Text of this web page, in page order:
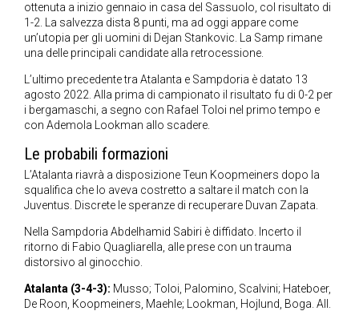
ottenuta a inizio gennaio in casa del Sassuolo, col risultato di
1-2. La salvezza dista 8 punti, ma ad oggi appare come
un’utopia per gli uomini di Dejan Stankovic. La Samp rimane
una delle principali candidate alla retrocessione.
L’ultimo precedente tra Atalanta e Sampdoria è datato 13
agosto 2022. Alla prima di campionato il risultato fu di 0-2 per
i bergamaschi, a segno con Rafael Toloi nel primo tempo e
con Ademola Lookman allo scadere.
Le probabili formazioni
L’Atalanta riavrà a disposizione Teun Koopmeiners dopo la
squalifica che lo aveva costretto a saltare il match con la
Juventus. Discrete le speranze di recuperare Duvan Zapata.
Nella Sampdoria Abdelhamid Sabiri è diffidato. Incerto il
ritorno di Fabio Quagliarella, alle prese con un trauma
distorsivo al ginocchio.
Atalanta (3-4-3): Musso; Toloi, Palomino, Scalvini; Hateboer,
De Roon, Koopmeiners, Maehle; Lookman, Hojlund, Boga. All.